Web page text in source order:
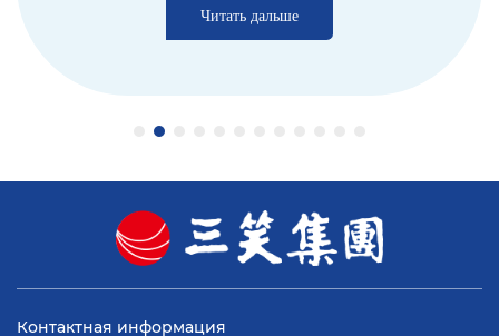
Читать дальше
Контактная информация